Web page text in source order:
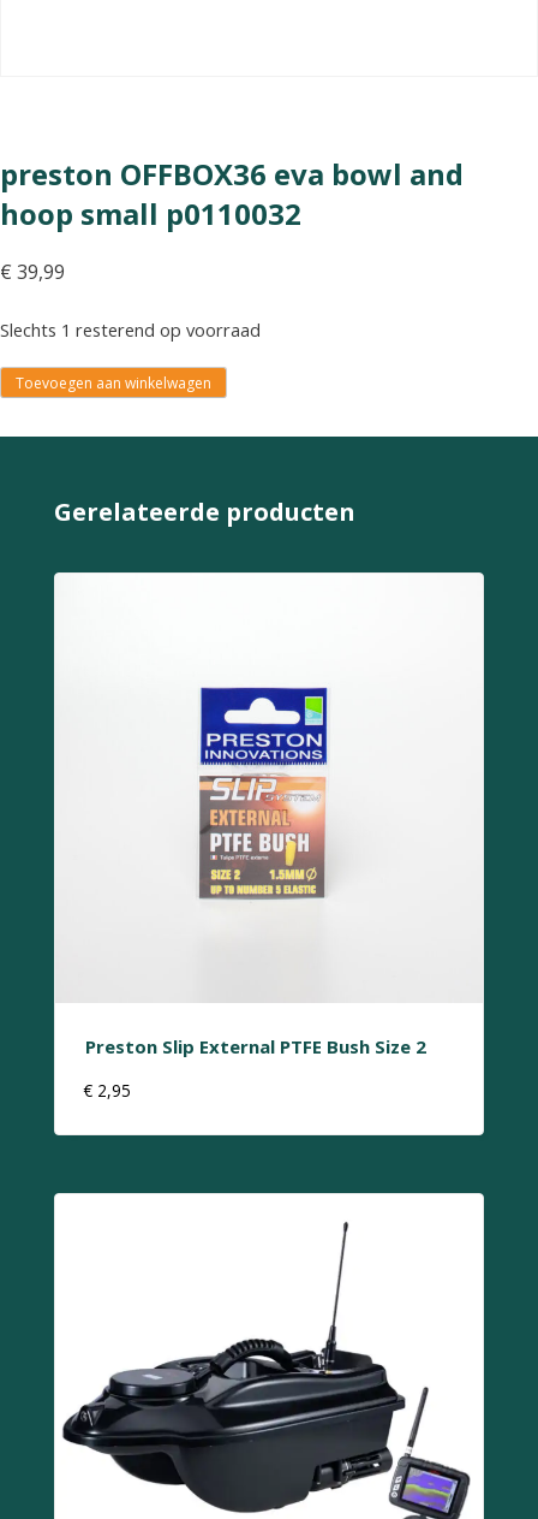
preston OFFBOX36 eva bowl and
hoop small p0110032
€ 39,99
Slechts 1 resterend op voorraad
Toevoegen aan winkelwagen
Gerelateerde producten
Preston Slip External PTFE Bush Size 2
€ 2,95